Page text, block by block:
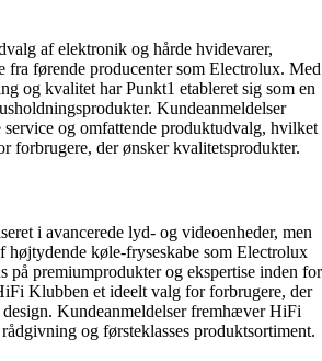
af elektronik og hårde hvidevarer,
fra førende producenter som Electrolux. Med
og kvalitet har Punkt1 etableret sig som en
Kundeanmeldelser
service og omfattende produktudvalg, hvilket
forbrugere, der ønsker kvalitetsprodukter.
i avancerede lyd- og videoenheder, men
højtydende køle-fryseskabe som Electrolux
på premiumprodukter og ekspertise inden for
Klubben et ideelt valg for forbrugere, der
Kundeanmeldelser fremhæver HiFi
og førsteklasses produktsortiment.